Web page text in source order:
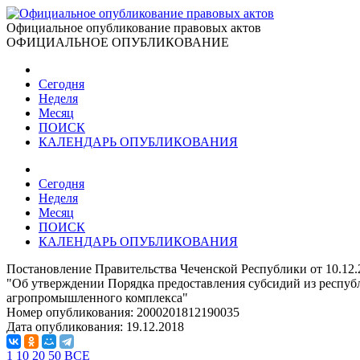
Официальное опубликование правовых актов
ОФИЦИАЛЬНОЕ ОПУБЛИКОВАНИЕ
Сегодня
Неделя
Месяц
ПОИСК
КАЛЕНДАРЬ ОПУБЛИКОВАНИЯ
Сегодня
Неделя
Месяц
ПОИСК
КАЛЕНДАРЬ ОПУБЛИКОВАНИЯ
Постановление Правительства Чеченской Республики от
"Об утверждении Порядка предоставления субсидий из
агропромышленного комплекса"
Номер опубликования: 2000201812190035
Дата опубликования: 19.12.2018
1 10 20 50 ВСЕ